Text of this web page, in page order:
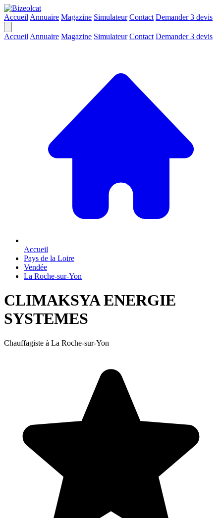
Accueil Annuaire Magazine Simulateur Contact Demander 3 devis
Accueil Annuaire Magazine Simulateur Contact Demander 3 devis
Accueil
Pays de la Loire
Vendée
La Roche-sur-Yon
CLIMAKSYA ENERGIE
SYSTEMES
Chauffagiste à La Roche-sur-Yon